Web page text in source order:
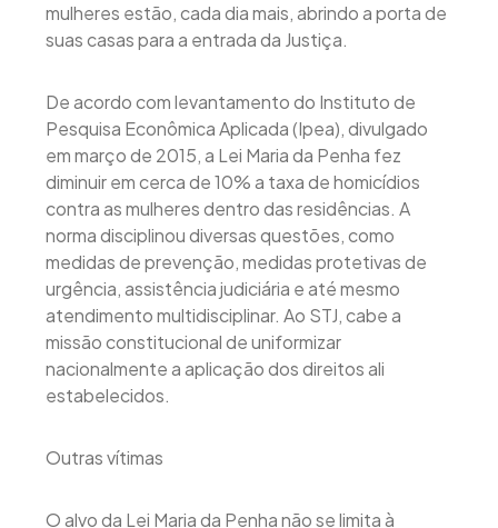
mulheres estão, cada dia mais, abrindo a porta de
suas casas para a entrada da Justiça.
De acordo com levantamento do Instituto de
Pesquisa Econômica Aplicada (Ipea), divulgado
em março de 2015, a Lei Maria da Penha fez
diminuir em cerca de 10% a taxa de homicídios
contra as mulheres dentro das residências. A
norma disciplinou diversas questões, como
medidas de prevenção, medidas protetivas de
urgência, assistência judiciária e até mesmo
atendimento multidisciplinar. Ao STJ, cabe a
missão constitucional de uniformizar
nacionalmente a aplicação dos direitos ali
estabelecidos.
Outras vítimas
O alvo da Lei Maria da Penha não se limita à